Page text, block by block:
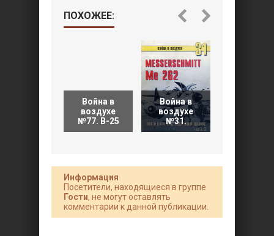
ПОХОЖЕЕ:
Война в
воздухе
№77. B-25
Война в
воздухе
№31.
Информация
Посетители, находящиеся в группе
Гости, не могут оставлять
комментарии к данной публикации.